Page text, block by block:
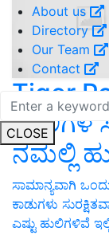
About us
Directory
Our Team
Contact
CLOSE
Tiger
ಹುಲಿಗಳ
ನಮಲ್ಲಿ
ಸಾಮಾನ್ಯವಾಗಿ
ಕಾಡುಗಳು
ಎಷ್ಟು ಹುಲಿಗಳಿವೆ